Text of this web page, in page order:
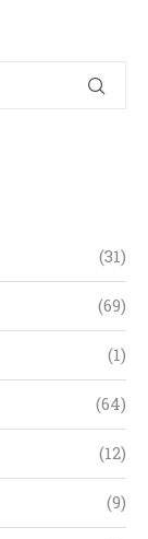
(31)
(69)
(1)
(64)
(12)
(9)